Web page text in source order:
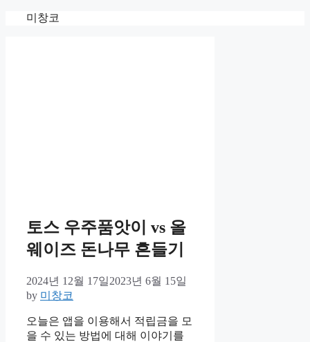
미창코
토스 우주품앗이 vs 올
웨이즈 돈나무 흔들기
2024년 12월 17일2023년 6월 15일
by 미창코
오늘은 앱을 이용해서 적립금을 모
을 수 있는 방법에 대해 이야기를